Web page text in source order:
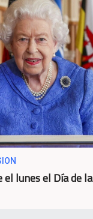
el lunes el Día de la